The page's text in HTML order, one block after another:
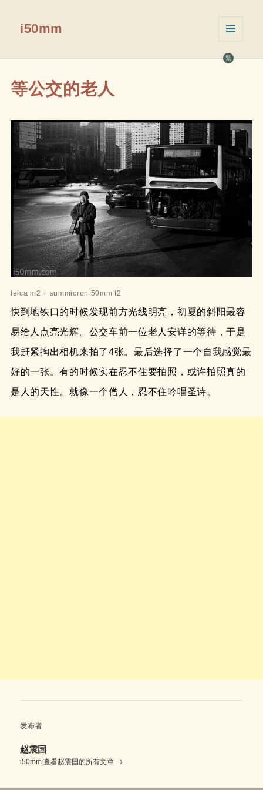
繁
i50mm
挂件
等公交的老人
leica m2 + summicron 50mm f2
快到地铁口的时候发现前方光线明亮，初夏的斜阳最容
易给人点亮光辉。公交车前一位老人安详的等待，于是
我赶紧掏出相机来拍了4张。最后选择了一个自我感觉最
好的一张。有的时候实在忍不住要拍照，或许拍照真的
是人的天性。就像一个僧人，忍不住吟唱圣诗。
发布者
赵震国
i50mm查看赵震国的所有文章